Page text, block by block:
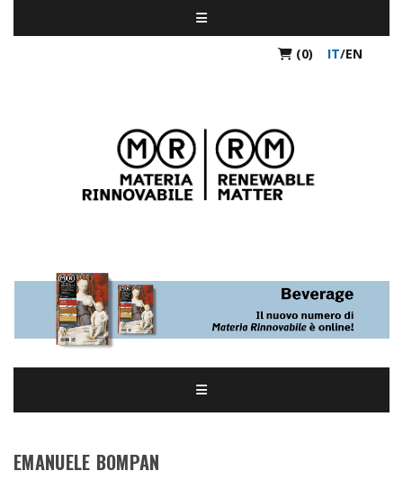
(0) IT/EN
EMANUELE BOMPAN